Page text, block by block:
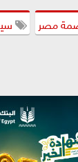
مصر